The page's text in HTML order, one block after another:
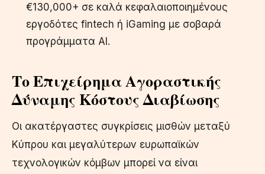
€130,000+ σε καλά κεφαλαιοποιημένους
εργοδότες fintech ή iGaming με σοβαρά
προγράμματα AI.
Το Επιχείρημα Αγοραστικής
Δύναμης Κόστους Διαβίωσης
Οι ακατέργαστες συγκρίσεις μισθών μεταξύ
Κύπρου και μεγαλύτερων ευρωπαϊκών
τεχνολογικών κόμβων μπορεί να είναι